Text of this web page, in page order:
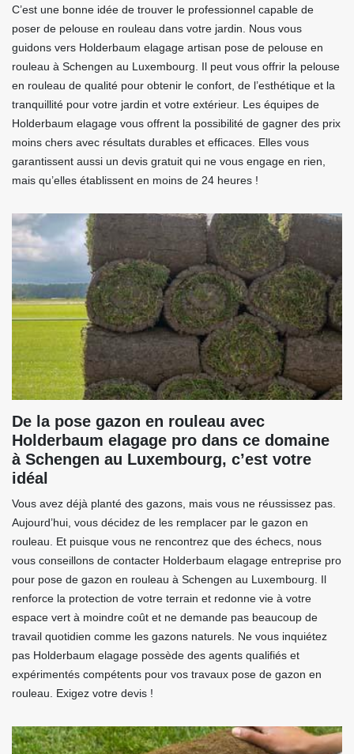
C’est une bonne idée de trouver le professionnel capable de
poser de pelouse en rouleau dans votre jardin. Nous vous
guidons vers Holderbaum elagage artisan pose de pelouse en
rouleau à Schengen au Luxembourg. Il peut vous offrir la pelouse
en rouleau de qualité pour obtenir le confort, de l’esthétique et la
tranquillité pour votre jardin et votre extérieur. Les équipes de
Holderbaum elagage vous offrent la possibilité de gagner des prix
moins chers avec résultats durables et efficaces. Elles vous
garantissent aussi un devis gratuit qui ne vous engage en rien,
mais qu’elles établissent en moins de 24 heures !
De la pose gazon en rouleau avec
Holderbaum elagage pro dans ce domaine
à Schengen au Luxembourg, c’est votre
idéal
Vous avez déjà planté des gazons, mais vous ne réussissez pas.
Aujourd’hui, vous décidez de les remplacer par le gazon en
rouleau. Et puisque vous ne rencontrez que des échecs, nous
vous conseillons de contacter Holderbaum elagage entreprise pro
pour pose de gazon en rouleau à Schengen au Luxembourg. Il
renforce la protection de votre terrain et redonne vie à votre
espace vert à moindre coût et ne demande pas beaucoup de
travail quotidien comme les gazons naturels. Ne vous inquiétez
pas Holderbaum elagage possède des agents qualifiés et
expérimentés compétents pour vos travaux pose de gazon en
rouleau. Exigez votre devis !